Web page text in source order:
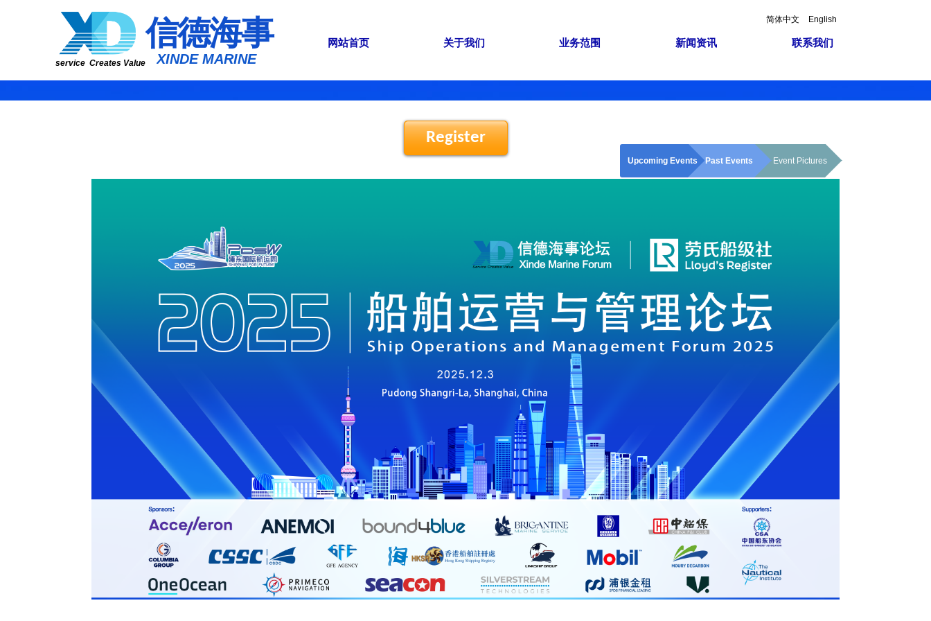
Register
Event Pictures
Event Pictures
Past Events
Upcoming Events
网站首页 关于我们 业务范围 新闻资讯 联系我们
简体中文 English
​XINDE MARINE
service Creates Value
​​​​​信​​​​​​德海事